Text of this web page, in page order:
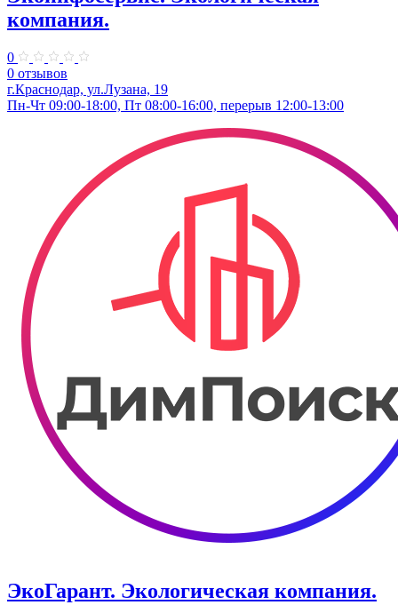
компания.
0
0 отзывов
г.Краснодар, ул.Лузана, 19
Пн-Чт 09:00-18:00, Пт 08:00-16:00, перерыв 12:00-13:00
ЭкоГарант. Экологическая компания.